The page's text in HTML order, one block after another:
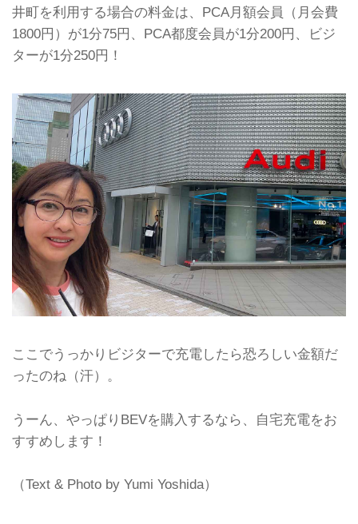
井町を利用する場合の料金は、PCA月額会員（月会費
1800円）が1分75円、PCA都度会員が1分200円、ビジ
ターが1分250円！
ここでうっかりビジターで充電したら恐ろしい金額だ
ったのね（汗）。
うーん、やっぱりBEVを購入するなら、自宅充電をお
すすめします！
（Text & Photo by Yumi Yoshida）